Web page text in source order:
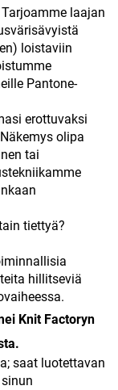
Tarjoamme laajan
loistaviin
Pantone-
erottuvaksi
olipa
tai
tiettyä?
hillitseviä
Knit Factoryn
saat luotettavan